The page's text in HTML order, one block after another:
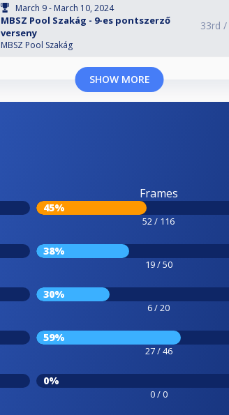
March 9 - March 10, 2024
MBSZ Pool Szakág - 9-es pontszerző
verseny
MBSZ Pool Szakág
33rd /
SHOW MORE
Frames
45%
52 / 116
38%
19 / 50
30%
6 / 20
59%
27 / 46
0%
0 / 0